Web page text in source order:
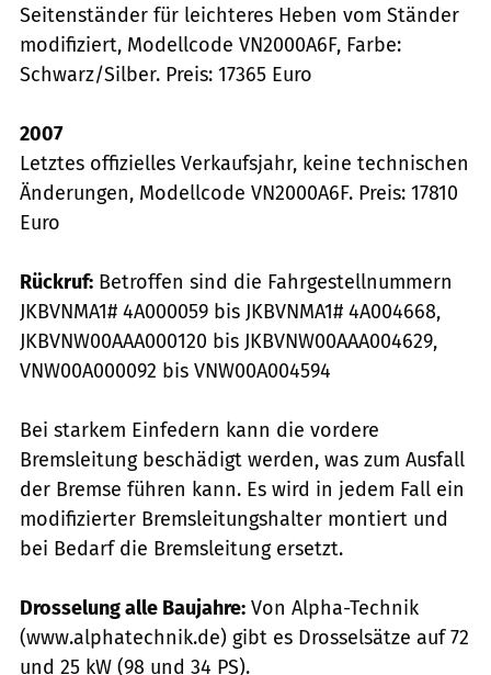
Seitenständer für leichteres Heben vom Ständer
modifiziert, Modellcode VN2000A6F, Farbe:
Schwarz/Silber. Preis: 17365 Euro
2007
Letztes offizielles Verkaufsjahr, keine technischen
Änderungen, Modellcode VN2000A6F. Preis: 17810
Euro
Rückruf: Betroffen sind die Fahrgestellnummern
JKBVNMA1# 4A000059 bis JKBVNMA1# 4A004668,
JKBVNW00AAA000120 bis JKBVNW00AAA004629,
VNW00A000092 bis VNW00A004594
Bei starkem Einfedern kann die vordere
Bremsleitung beschädigt werden, was zum Ausfall
der Bremse führen kann. Es wird in jedem Fall ein
modifizierter Bremsleitungshalter montiert und
bei Bedarf die Bremsleitung ersetzt.
Drosselung alle Baujahre: Von Alpha-Technik
(www.alphatechnik.de) gibt es Drosselsätze auf 72
und 25 kW (98 und 34 PS).